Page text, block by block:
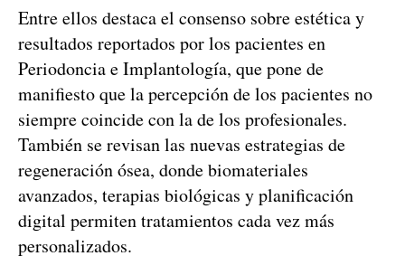
Entre ellos destaca el consenso sobre estética y
resultados reportados por los pacientes en
Periodoncia e Implantología, que pone de
manifiesto que la percepción de los pacientes no
siempre coincide con la de los profesionales.
También se revisan las nuevas estrategias de
regeneración ósea, donde biomateriales
avanzados, terapias biológicas y planificación
digital permiten tratamientos cada vez más
personalizados.